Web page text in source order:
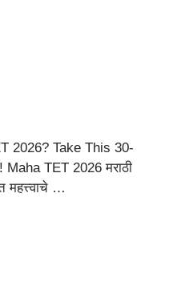
2026? Take This 30-
TET 2026 मराठी
महत्त्वाचे …